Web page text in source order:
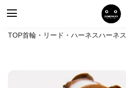
TOP首輪・リード・ハーネスハーネス